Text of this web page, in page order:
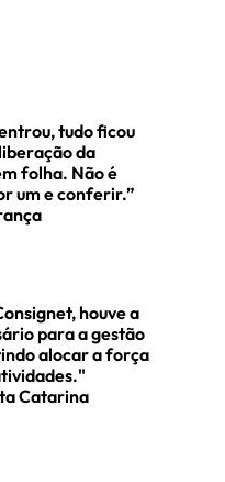
Prefeitura de
Ituiutaba - MG
tudo ficou
da
folha. Não é
um e conferir.”
houve a
para a gestão
alocar a força
Catarina